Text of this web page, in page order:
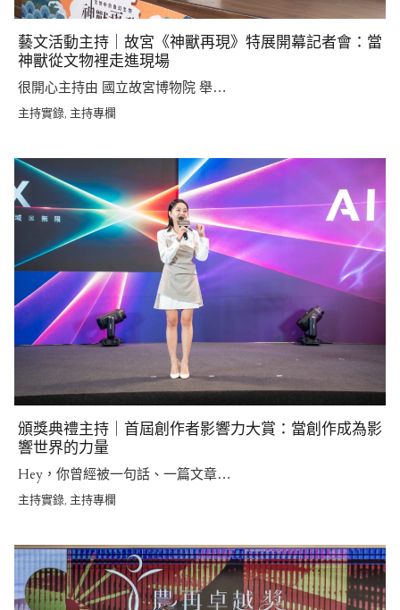
藝文活動主持｜故宮《神獸再現》特展開幕記者會：當
神獸從文物裡走進現場
很開心主持由 國立故宮博物院 舉…
主持實錄 主持專欄
頒獎典禮主持｜首屆創作者影響力大賞：當創作成為影
響世界的力量
Hey，你曾經被一句話、一篇文章…
主持實錄, 主持專欄